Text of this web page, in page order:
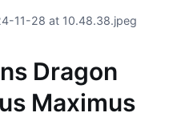
Dragon
Maximus